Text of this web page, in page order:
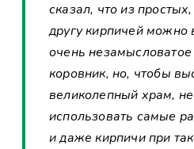
сказал, что из
другу кирпичей можно
очень
коровник, но, чтобы
великолепный храм,
использовать самые
и даже кирпичи при